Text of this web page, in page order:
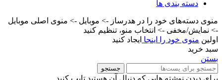
دسته بندی ها
منوی دسته‌های خود را در هدرساز -> موبایل -> منوی اصلی موبایل
-> نمایش/مخفی -> انتخاب منو، تنظیم کنید
اولین منوی خود را اینجا ایجاد کنید
سبد خرید
بستن
جستجو
برای دیدن نوشته هایی که دنبال آن هستید تایپ کنید.